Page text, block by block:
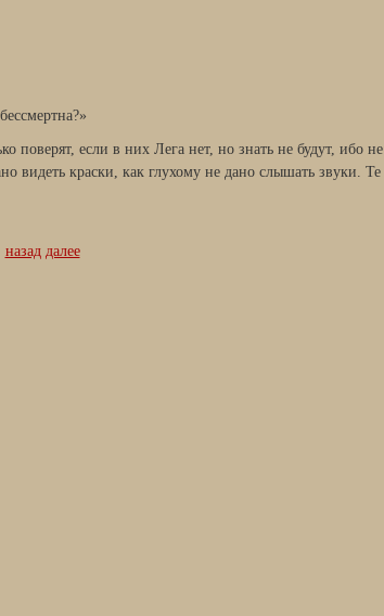
поверят, если в них Лега нет, но знать не будут, ибо не
видеть краски, как глухому не дано слышать звуки. Те
назад далее